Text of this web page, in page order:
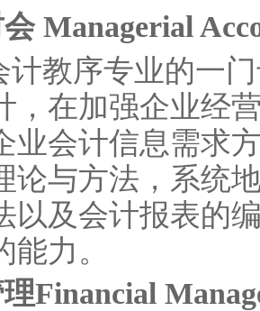
Managerial
计教序专业的一
，在加强企业经
业会计信息需求
论与方法，系统
以及会计报表的
力。
Financial